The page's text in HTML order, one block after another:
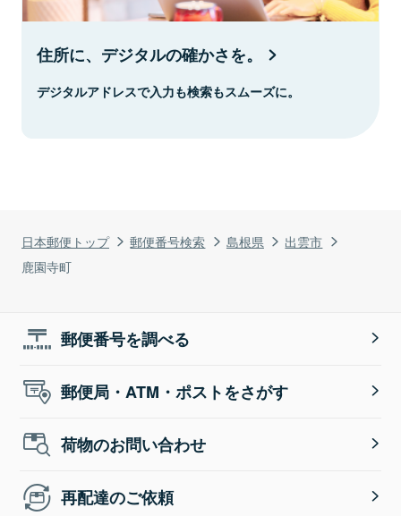
日本郵便トップ 郵便番号検索 島根県
出雲市
鹿園寺町
住所に、デジタルの確かさを。
デジタルアドレスで入力も検索もスムーズに。
郵便番号を調べる
郵便局・ATM・ポストをさがす
荷物のお問い合わせ
再配達のご依頼